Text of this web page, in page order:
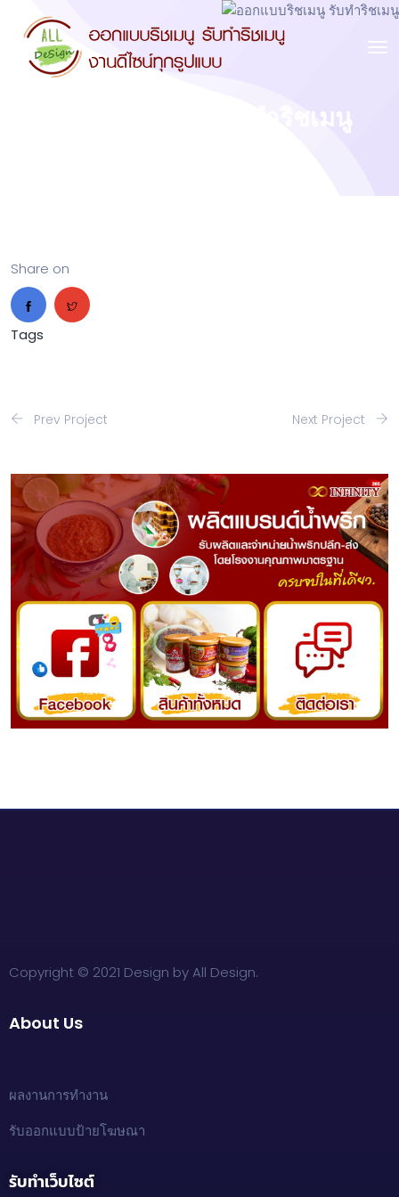
ออกแบบริชเมนู รับทำริชเมนู
Share on
Tags
Prev Project Next Project
Copyright © 2021 Design by All Design.
About Us
ผลงานการทำงาน
รับออกแบบป้ายโฆษณา
รับทำเว็บไซต์